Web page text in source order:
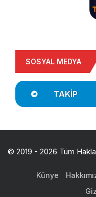
SOSYAL MEDYA
TAKIP
© 2019 - 2026 Tüm
Künye